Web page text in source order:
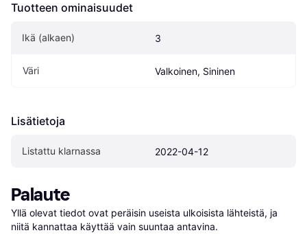
Tuotteen ominaisuudet
Ikä (alkaen) 3
Väri Valkoinen, Sininen
Lisätietoja
Listattu klarnassa 2022-04-12
Palaute
Yllä olevat tiedot ovat peräisin useista ulkoisista lähteistä, ja
niitä kannattaa käyttää vain suuntaa antavina.